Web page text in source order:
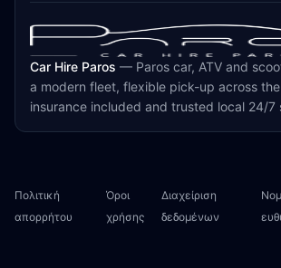
Car Hire Paros — Paros car, ATV and
a modern fleet, flexible pick-up across
insurance included and trusted local 24/7
Πολιτική
απορρήτου
Όροι
χρήσης
Διαχείριση
δεδομένων